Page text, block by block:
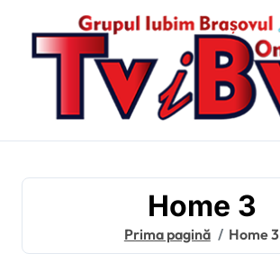
Home 3
Prima pagină Home 3